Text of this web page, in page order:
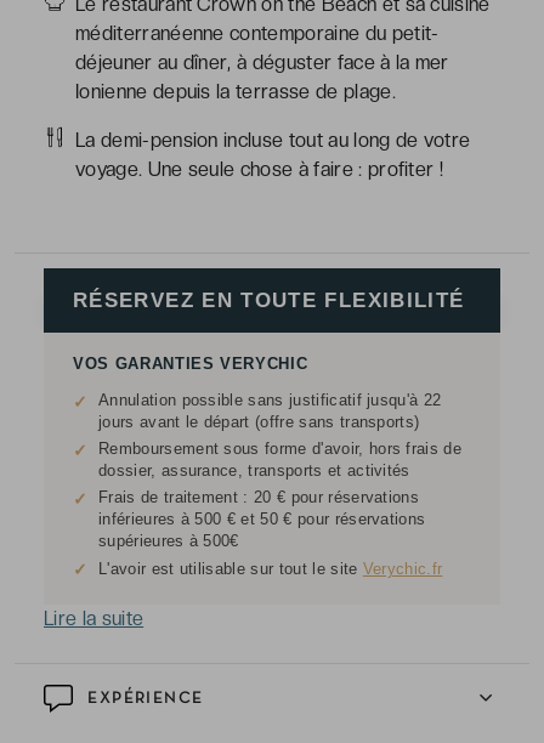
méditerranéenne contemporaine du petit-
déjeuner au dîner, à déguster face à la mer
Ionienne depuis la terrasse de plage.
La demi-pension incluse tout au long de votre
voyage. Une seule chose à faire : profiter !
EXPÉRIENCE
RÉSERVEZ EN TOUTE FLEXIBILITÉ
VOS GARANTIES VERYCHIC
✓
Annulation possible sans justificatif jusqu'à 22
jours avant le départ (offre sans transports)
✓
Remboursement sous forme d'avoir, hors frais de
dossier, assurance, transports et activités
✓
Frais de traitement : 20 € pour réservations
inférieures à 500 € et 50 € pour réservations
supérieures à 500€
✓ L'avoir est utilisable sur tout le site Verychic.fr
Lire la suite